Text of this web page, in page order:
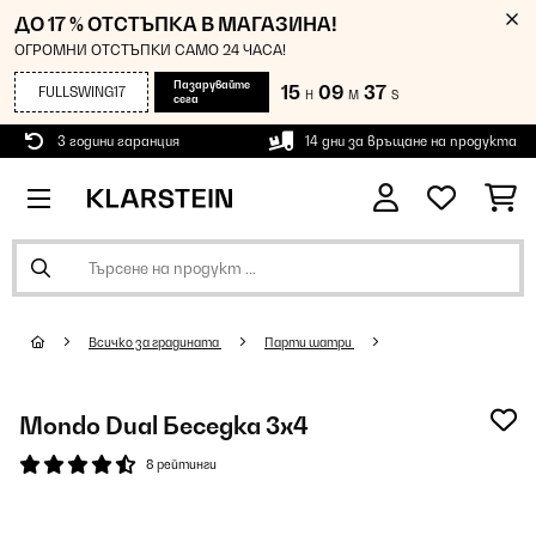
ДО 17 % ОТСТЪПКА В МАГАЗИНА!
ОГРОМНИ ОТСТЪПКИ САМО 24 ЧАСА!
FULLSWING17
Пазарувайте
сега
15 H 09 M 37 S
3 години гаранция 14 дни за връщане на продукта
Всичко за градината Парти шатри
Mondo Dual Беседка 3x4
8 рейтинги